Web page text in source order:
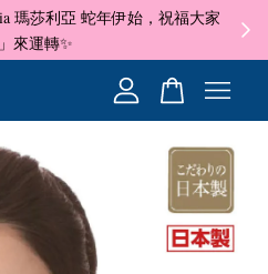
瑪莎利亞 蛇年伊始，祝福大家
來運轉✨
✦
前還是空的。
繼續購物